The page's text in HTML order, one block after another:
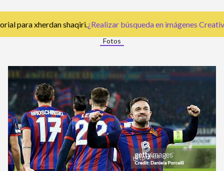
para xherdan shaqiri. ¿Realizar búsqueda en imágenes
Fotos